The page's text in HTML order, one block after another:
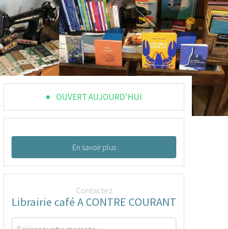
OUVERT AUJOURD'HUI
En savoir plus
Contactez
Librairie café A CONTRE COURANT